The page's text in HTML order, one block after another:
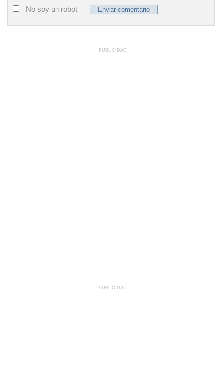
No soy un robot
PUBLICIDAD
PUBLICIDAD